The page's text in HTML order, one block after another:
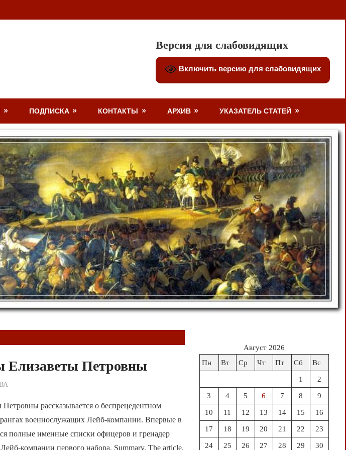
Версия для слабовидящих
Включить версию для слабовидящих
ПОДПИСКА КОНТАКТЫ АРХИВ УКАЗАТЕЛЬ СТАТЕЙ
Елизаветы Петровны
рассказывается о беспрецедентном
военнослужащих Лейб-компании. Впервые в
полные именные списки офицеров и гренадер
компании первого набора. Summary. The article,
Август 2026
Пн
Вт Ср Чт Пт Сб Вс
1 2
3 4 5 6 7 8 9
10 11 12 13 14 15 16
17 18 19 20 21 22 23
24 25 26 27 28 29 30